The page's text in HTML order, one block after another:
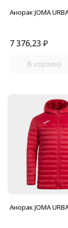
Анорак JOMA
7 376,23 ₽
В корзину
Анорак JOMA